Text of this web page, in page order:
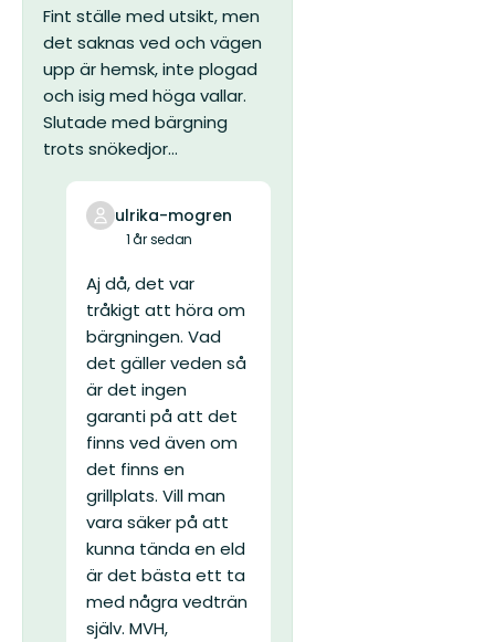
5
stjärnor
Fint ställe med utsikt, men
det saknas ved och vägen
upp är hemsk, inte plogad
och isig med höga vallar.
Slutade med bärgning
trots snökedjor...
ulrika-mogren
1 år sedan
Aj då, det var
tråkigt att höra om
bärgningen. Vad
det gäller veden så
är det ingen
garanti på att det
finns ved även om
det finns en
grillplats. Vill man
vara säker på att
kunna tända en eld
är det bästa ett ta
med några vedträn
själv. MVH,